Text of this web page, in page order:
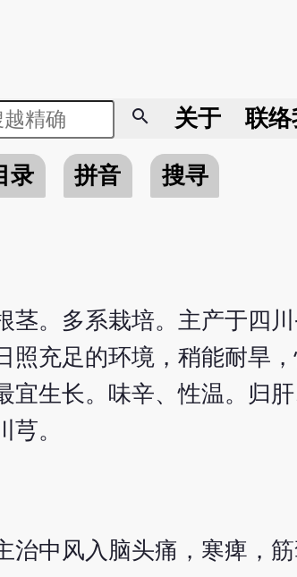
search 关于 联络
录 拼音
搜寻
茎。多系栽培。主产于四
照充足的环境，稍能耐旱
宜生长。味辛、性温。归
。
治中风入脑头痛，寒痺，